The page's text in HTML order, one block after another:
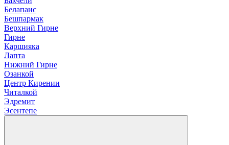
Белапаис
Бешпармак
Верхний Гирне
Гирне
Каршияка
Лапта
Нижний Гирне
Озанкой
Центр Кирении
Читалкой
Эдремит
Эсентепе